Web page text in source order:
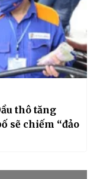
thô tăng
sẽ chiếm “đảo